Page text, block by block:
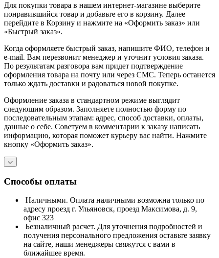
Для покупки товара в нашем интернет-магазине выберите
понравившийся товар и добавьте его в корзину. Далее
перейдите в Корзину и нажмите на «Оформить заказ» или
«Быстрый заказ».
Когда оформляете быстрый заказ, напишите ФИО, телефон и
e-mail. Вам перезвонит менеджер и уточнит условия заказа.
По результатам разговора вам придет подтверждение
оформления товара на почту или через СМС. Теперь останется
только ждать доставки и радоваться новой покупке.
Оформление заказа в стандартном режиме выглядит
следующим образом. Заполняете полностью форму по
последовательным этапам: адрес, способ доставки, оплаты,
данные о себе. Советуем в комментарии к заказу написать
информацию, которая поможет курьеру вас найти. Нажмите
кнопку «Оформить заказ».
Способы оплаты
Наличными. Оплата наличными возможна только по
адресу проезд г. Ульяновск, проезд Максимова, д. 9,
офис 323
Безналичный расчет. Для уточнения подробностей и
получения персонального предложения оставьте заявку
на сайте, наши менеджеры свяжутся с вами в
ближайшее время.